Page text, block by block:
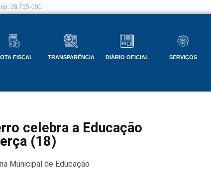
28.735-000
FISCAL TRANSPARÊNCIA DIÁRIO OFICIAL SERVIÇOS
celebra a Educação
(18)
Municipal de Educação